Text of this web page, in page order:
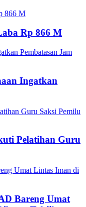
Rp 866 M
Ingatkan
Pelatihan Guru
Bareng Umat